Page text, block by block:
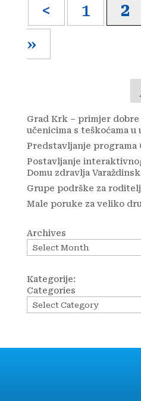
< 1 2
»
Grad Krk – primjer
učenicima s teškoćama u
Predstavljanje programa
Postavljanje
Domu zdravlja
Grupe podrške za
Male poruke za veliko
Archives
Kategorije:
Categories